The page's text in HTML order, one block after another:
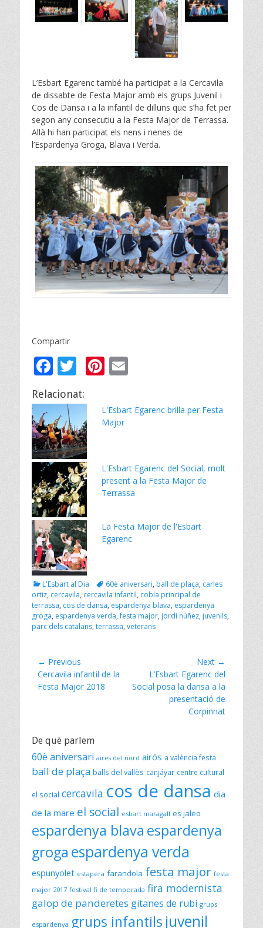
L’Esbart Egarenc també ha participat a la Cercavila
de dissabte de Festa Major amb els grups Juvenil i
Cos de Dansa i a la infantil de dilluns que s’ha fet per
segon any consecutiu a la Festa Major de Terrassa.
Allà hi han participat els nens i nenes de
l’Espardenya Groga, Blava i Verda.
Compartir
F
ac
e
b
o
o
k
T
w
itt
er
Pi
er
e
ai
Relacionat:
L'Esbart Egarenc brilla per Festa
Major
L'Esbart Egarenc del Social, molt
present a la Festa Major de
Terrassa
La Festa Major de l'Esbart
Egarenc
Categories
L'Esbart al Dia Tags60è aniversari, ball de plaça, carles
ortiz, cercavila, cercavila infantil, cobla principal de
terrassa, cos de dansa, espardenya blava, espardenya
groga, espardenya verda,festa major, jordi núñez, juvenils,
parc dels catalans, terrassa, veterans
Navegació
d'entrades
← Previous
Previous
post:
Cercavila infantil de la
Festa Major 2018
Next →
post:
L’Esbart Egarenc del
Social posa la dansa a la
presentació de
Corpinnat
De què parlem
60è aniversari aires del nord airós a valència festa
ball de plaça balls del vallès canjáyar centre cultural
el social cercavila cos de dansa dia
de la mare el social esbart maragall es jaleo
espardenya blava espardenya
groga espardenya verda
espunyolet estapera farandola festa major festa
major 2017 festival fi de temporada fira modernista
galop de panderetes gitanes de rubí grups
espardenya grups infantils juvenil